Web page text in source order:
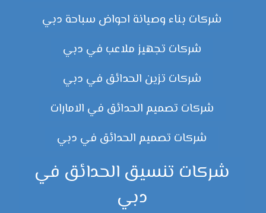
شركات بناء وصيانة احواض سباحة دبي
شركات تجهيز ملاعب في دبي
شركات تزين الحدائق في دبي
شركات تصميم الحدائق في الامارات
شركات تصميم الحدائق في دبي
شركات تنسيق الحدائق في
دبي